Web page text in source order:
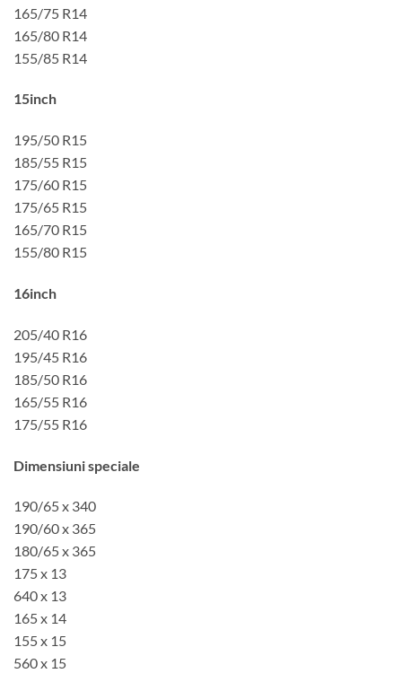
165/75 R14
165/80 R14
155/85 R14
15inch
195/50 R15
185/55 R15
175/60 R15
175/65 R15
165/70 R15
155/80 R15
16inch
205/40 R16
195/45 R16
185/50 R16
165/55 R16
175/55 R16
Dimensiuni speciale
190/65 x 340
190/60 x 365
180/65 x 365
175 x 13
640 x 13
165 x 14
155 x 15
560 x 15